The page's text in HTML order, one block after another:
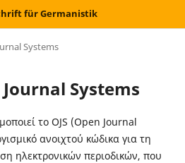
für Germanistik
Systems
Systems
το OJS (Open Journal
ανοιχτού κώδικα για τη
ηλεκτρονικών περιοδικών, που